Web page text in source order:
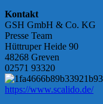
Kontakt
GSH GmbH & Co. KG
Presse Team
Hüttruper Heide 90
48268 Greven
02571 93320
https://www.scalido.de/